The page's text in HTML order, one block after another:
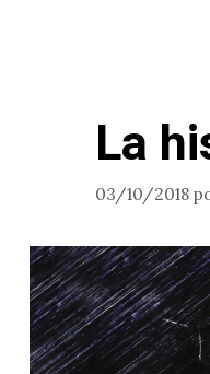
La
03/10/2018